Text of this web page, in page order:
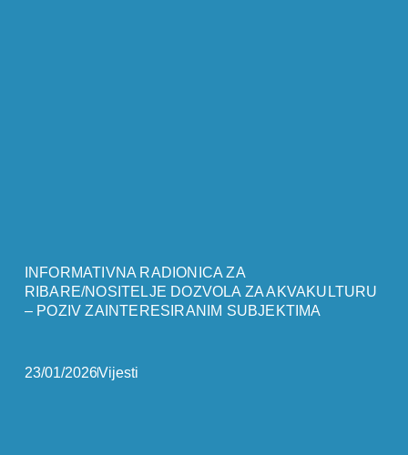
INFORMATIVNA RADIONICA ZA
RIBARE/NOSITELJE DOZVOLA ZA AKVAKULTURU
– POZIV ZAINTERESIRANIM SUBJEKTIMA
23/01/2026Vijesti